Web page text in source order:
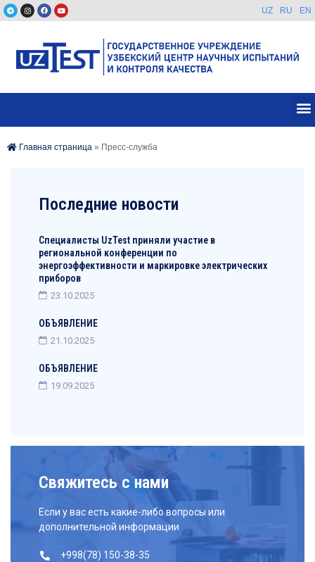
UZ RU EN
Главная страница » Пресс-служба
Последние новости
Специалисты UzTest приняли участие в
региональной конференции по
энергоэффективности и маркировке электрических
приборов
23.10.2025
ОБЪЯВЛЕНИЕ
21.10.2025
ОБЪЯВЛЕНИЕ
19.09.2025
Свяжитесь с нами
Если у вас есть какие-либо вопросы или
дополнительной информации
+998(78) 150-38-35